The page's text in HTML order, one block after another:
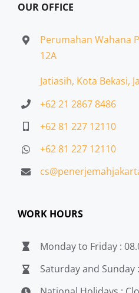
OUR OFFICE
Perumahan Wahana
12A
Jatiasih, Kota Bekasi,
+62 21 2867 8486
+62 81 227 12110
+62 81 227 12110
WORK HOURS
Monday to Friday :
Saturday and Sunday